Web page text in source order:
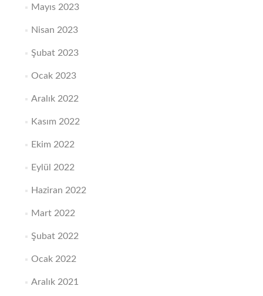
Mayıs 2023
Nisan 2023
Şubat 2023
Ocak 2023
Aralık 2022
Kasım 2022
Ekim 2022
Eylül 2022
Haziran 2022
Mart 2022
Şubat 2022
Ocak 2022
Aralık 2021